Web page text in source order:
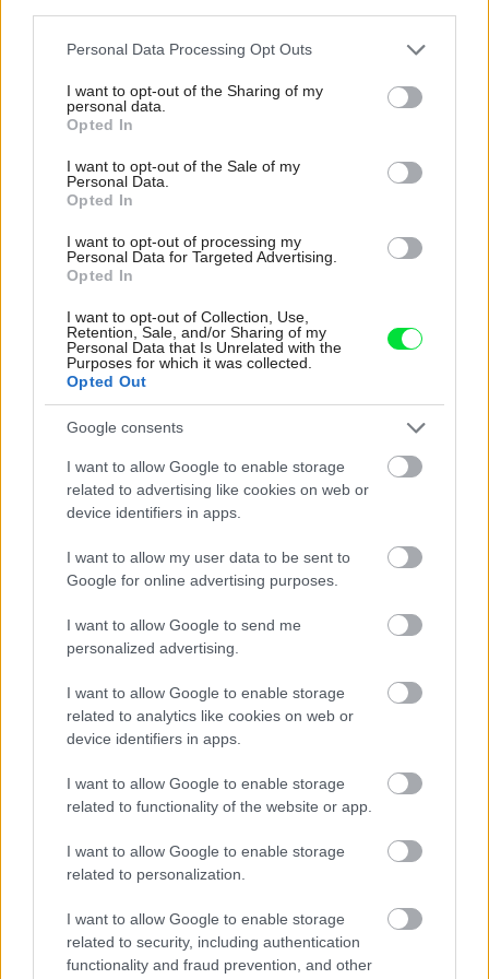
Please note that this website/app uses one or more Google
not limited to your visit or usage behaviour. You may click to
grant or deny consent to Google and its third-party tags to
use your data for below specified purposes in below Google
consent section.
Personal Data Processing Opt Outs
I want to opt-out of the Sharing of my
personal data.
Opted In
I want to opt-out of the Sale of my
Personal Data.
Opted In
I want to opt-out of processing my
Personal Data for Targeted Advertising.
Opted In
I want to opt-out of Collection, Use,
Retention, Sale, and/or Sharing of my
Personal Data that Is Unrelated with the
Purposes for which it was collected.
Opted Out
Google consents
I want to allow Google to enable storage
related to advertising like cookies on web or
device identifiers in apps.
I want to allow my user data to be sent to
Google for online advertising purposes.
I want to allow Google to send me
personalized advertising.
I want to allow Google to enable storage
related to analytics like cookies on web or
device identifiers in apps.
I want to allow Google to enable storage
related to functionality of the website or app.
I want to allow Google to enable storage
related to personalization.
I want to allow Google to enable storage
related to security, including authentication
functionality and fraud prevention, and other
4 domáce triky, ako otvoriť fľašu vína aj
bez vývrtky. Stačí pár vecí, ktoré už máte
doma (video)
Deti už odrástli, tak si rodičia vytvorili dom
podľa seba. Majú perfektné bývanie pre
svoj život i pre vnúčatá